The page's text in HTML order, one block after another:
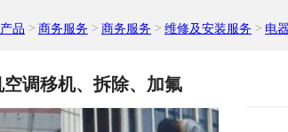
产品 > 商务服务 > 商务服务 > 维修及安装服务 > 电
调移机、拆除、加氟